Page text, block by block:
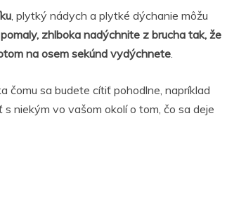
, plytký nádych a plytké dýchanie môžu
pomaly, zhlboka nadýchnite z brucha tak, že
na osem sekúnd vydýchnete.
čomu sa budete cítiť pohodlne, napríklad
niekým vo vašom okolí o tom, čo sa deje